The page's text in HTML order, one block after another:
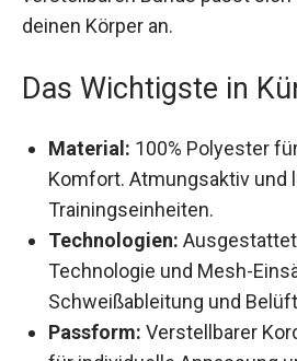
verstellbaren Bunds passt
an deinen Körper an.
Das Wichtigste in
Material: 100% Polyester
und Komfort. Atmungsaktiv
für lange Trainingseinheiten.
Technologien: Ausgestattet
Technologie und Mesh-
Schweißableitung und
Passform: Verstellbarer